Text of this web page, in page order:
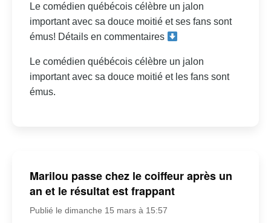
Le comédien québécois célèbre un jalon
important avec sa douce moitié et ses fans sont
émus! Détails en commentaires
Le comédien québécois célèbre un jalon
important avec sa douce moitié et les fans sont
émus.
Marilou passe chez le coiffeur après un
an et le résultat est frappant
Publié le dimanche 15 mars à 15:57